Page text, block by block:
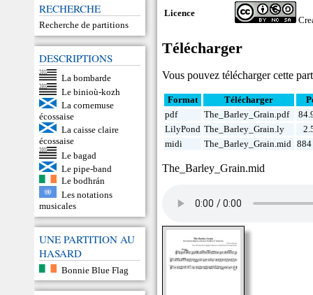
RECHERCHE
Recherche de partitions
DESCRIPTIONS
La bombarde
Le binioù-kozh
La cornemuse
écossaise
La caisse claire
écossaise
Le bagad
Le pipe-band
Le bodhrán
Les notations
musicales
UNE PARTITION AU
HASARD
Bonnie Blue Flag
Licence
Télécharger
Vous pouvez télécharger cette
Format Télécharger
pdf
The_Barley_Grain.pdf
LilyPond The_Barley_Grain.ly
midi
The_Barley_Grain.mid
The_Barley_Grain.mid